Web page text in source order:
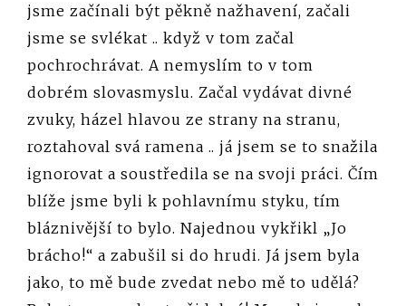
jsme začínali být pěkně nažhavení, začali
jsme se svlékat .. když v tom začal
pochrochrávat. A nemyslím to v tom
dobrém slovasmyslu. Začal vydávat divné
zvuky, házel hlavou ze strany na stranu,
roztahoval svá ramena .. já jsem se to snažila
ignorovat a soustředila se na svoji práci. Čím
blíže jsme byli k pohlavnímu styku, tím
bláznivější to bylo. Najednou vykřikl „Jo
brácho!“ a zabušil si do hrudi. Já jsem byla
jako, to mě bude zvedat nebo mě to udělá?